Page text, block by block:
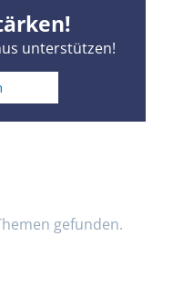
unterstützen!
gefunden.